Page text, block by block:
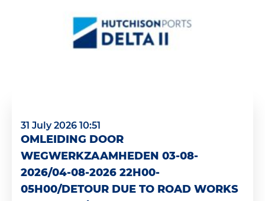
31 July 2026 10:51
OMLEIDING DOOR
WEGWERKZAAMHEDEN 03-08-
2026/04-08-2026 22H00-
05H00/DETOUR DUE TO ROAD WORKS